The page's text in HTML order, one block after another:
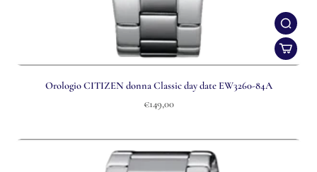
Orologio CITIZEN donna Classic day date EW3260-84A
€149,00